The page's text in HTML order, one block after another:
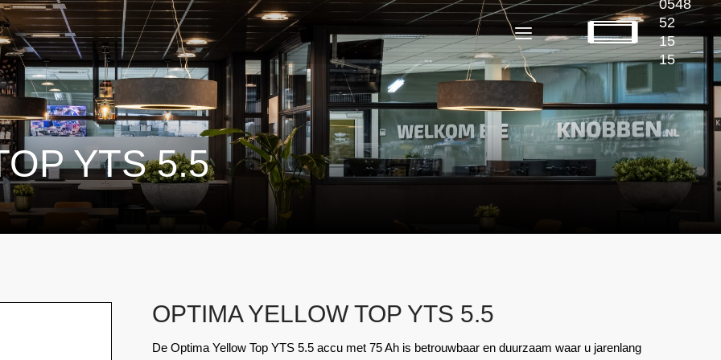
0548
52
15
15
YTS 5.5
OPTIMA YELLOW TOP YTS 5.5
De Optima Yellow Top YTS 5.5 accu met 75 Ah is betrouwbaar en duurzaam waar u jarenlang